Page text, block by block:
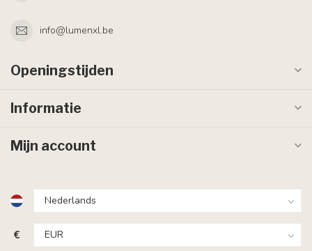
info@lumenxl.be
Openingstijden
Informatie
Mijn account
€